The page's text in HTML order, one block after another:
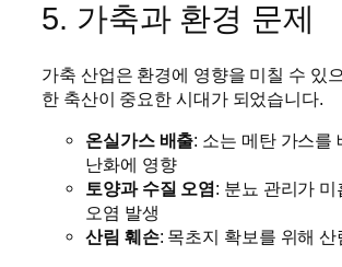
5. 가축과 환경 문제
가축 산업은 환경에 영향을 미칠 수 있
한 축산이 중요한 시대가 되었습니다.
온실가스 배출: 소는 메탄 가스를
난화에 영향
토양과 수질 오염: 분뇨 관리가 미
오염 발생
산림 훼손: 목초지 확보를 위해 산